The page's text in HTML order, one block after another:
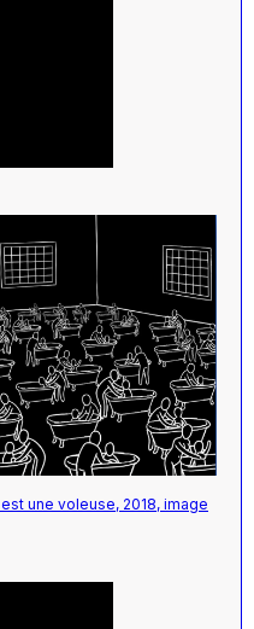
une voleuse, 2018, image